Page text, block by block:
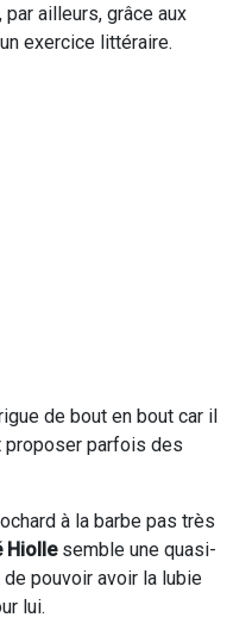
ailleurs, grâce aux
exercice littéraire.
de bout en bout car il
proposer parfois des
à la barbe pas très
Hiollesemble une quasi-
pouvoir avoir la lubie
lui.